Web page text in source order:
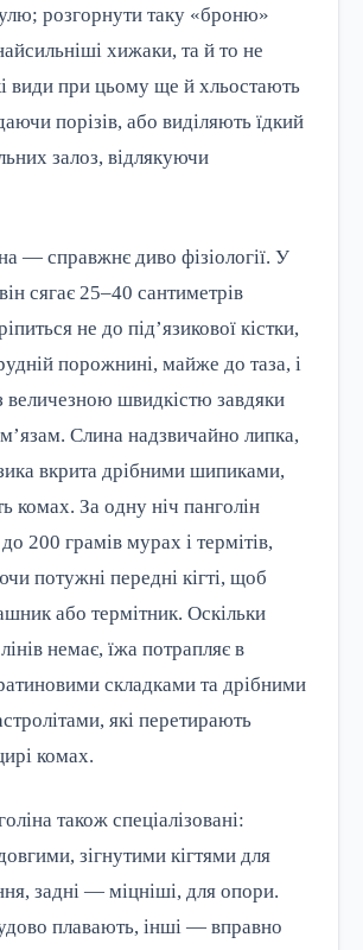
розгорнути таку «броню»
хижаки, та й то не
види при цьому ще й хльостають
порізів, або виділяють їдкий
залоз, відлякуючи
— справжнє диво фізіології. У
сягає 25–40 сантиметрів
не до під’язикової кістки,
порожнині, майже до таза, і
величезною швидкістю завдяки
Слина надзвичайно липка,
вкрита дрібними шипиками,
комах. За одну ніч панголін
до 200 грамів мурах і термітів,
потужні передні кігті, щоб
або термітник. Оскільки
немає, їжа потрапляє в
складками та дрібними
які перетирають
комах.
також спеціалізовані:
зігнутими кігтями для
задні — міцніші, для опори.
плавають, інші — вправно